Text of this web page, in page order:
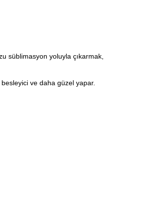
süblimasyon yoluyla çıkarmak,
ve daha güzel yapar.